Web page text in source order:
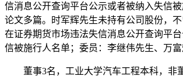
信消息公开查询平台公示或者被纳入失信
论文多篇。时军辉先生未持有公司股份，
在证券期货市场违法失信消息公开查询平
信被施行人名单；委员：李继伟先生、万富
董事3名，工业大学汽车工程本科，非